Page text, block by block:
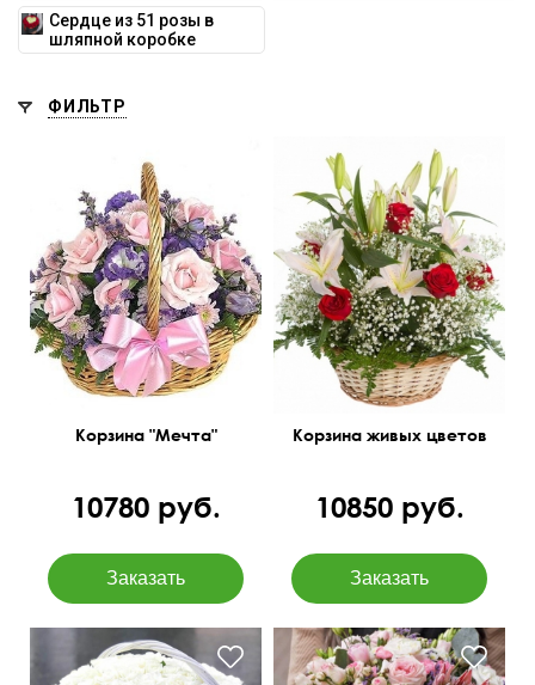
Сердце из 51 розы в
шляпной коробке
ФИЛЬТР
35 см 40 см
Корзина "Мечта"
10780 руб.
Розы 50 см, лилии,
гипсофила и много
зелени.
45 см
50 см
Корзина живых цветов
10850 руб.